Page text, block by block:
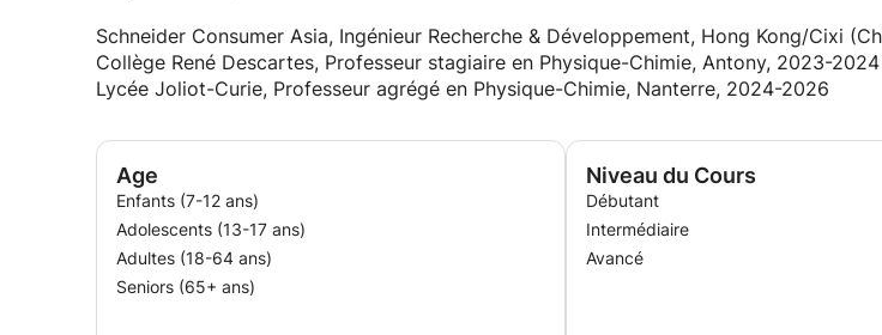
Schneider Consumer Asia, Ingénieur Recherche & Développement, Hong Kong/Cixi
Collège René Descartes, Professeur stagiaire en Physique-Chimie, Antony, 2023-2024
Lycée Joliot-Curie, Professeur agrégé en Physique-Chimie, Nanterre, 2024-2026
Age
Enfants (7-12 ans)
Adolescents (13-17 ans)
Adultes (18-64 ans)
Seniors (65+ ans)
Niveau du Cours
Débutant
Intermédiaire
Avancé